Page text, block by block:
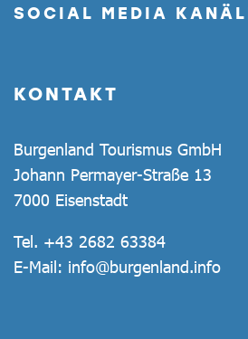
SOCIAL MEDIA
KONTAKT
Burgenland Tourismus GmbH
Johann Permayer-Straße 13
7000 Eisenstadt
Tel. +43 2682 63384
E-Mail: info@burgenland.info